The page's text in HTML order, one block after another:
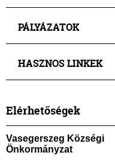
PÁLYÁZATOK
HASZNOS LINKEK
Elérhetőségek
Vasegerszeg Községi
Önkormányzat